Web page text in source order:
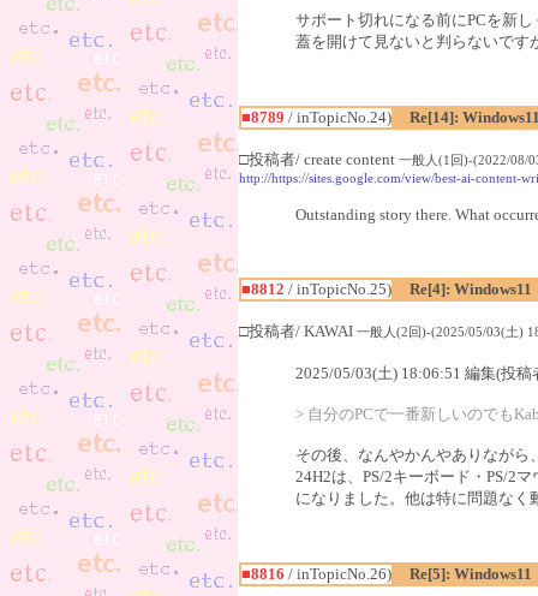
サポート切れになる前にPCを新
蓋を開けて見ないと判らないです
■8789 / inTopicNo.24) Re[14]:
□投稿者/ create content 一般人(1回)-(2022/08/
http://https://sites.google.com/view/best-ai-content-
Outstanding story there. What
■8812 / inTopicNo.25) Re[4]: Windows11
□投稿者/ KAWAI 一般人(2回)-(2025/05/03(土)
2025/05/03(土) 18:06:51 編集(投稿
> 自分のPCで一番新しいのでも
その後、なんやかんやありながら
24H2は、PS/2キーボード・PS/2
になりました。他は特に問題なく
■8816 / inTopicNo.26) Re[5]: Windows11